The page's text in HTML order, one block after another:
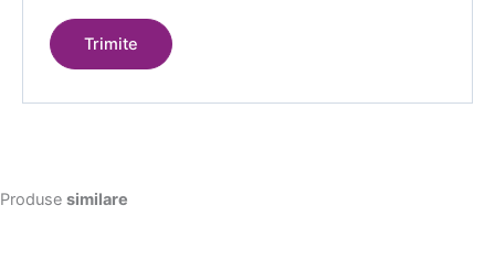
Produse similare